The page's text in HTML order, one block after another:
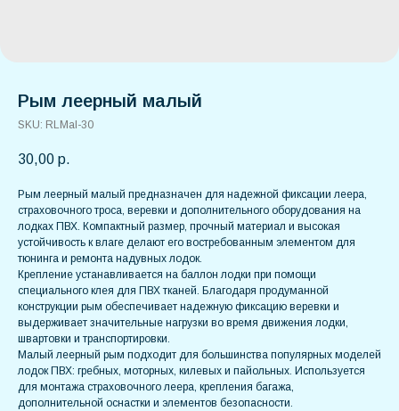
Рым леерный малый
SKU: RLMal-30
30,00 р.
Рым леерный малый предназначен для надежной фиксации леера,
страховочного троса, веревки и дополнительного оборудования на
лодках ПВХ. Компактный размер, прочный материал и высокая
устойчивость к влаге делают его востребованным элементом для
тюнинга и ремонта надувных лодок.
Крепление устанавливается на баллон лодки при помощи
специального клея для ПВХ тканей. Благодаря продуманной
конструкции рым обеспечивает надежную фиксацию веревки и
выдерживает значительные нагрузки во время движения лодки,
швартовки и транспортировки.
Малый леерный рым подходит для большинства популярных моделей
лодок ПВХ: гребных, моторных, килевых и пайольных. Используется
для монтажа страховочного леера, крепления багажа,
дополнительной оснастки и элементов безопасности.